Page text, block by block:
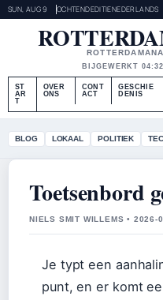
SUN, AUG 9 OCHTENDEDITIENEDERLANDS
BIJGEWERKT 04:32
ST
AR
T
OVER
ONS
CONT
ACT
GESCHIE
DENIS
BLOG LOKAAL POLITIEK
Toetsenbord
NIELS SMIT WILLEMS • 2026-
Je typt een
punt, en er komt